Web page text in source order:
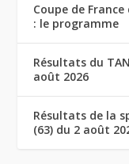
Coupe de
: le programme
Résultats du
août 2026
Résultats de la
(63) du 2 août